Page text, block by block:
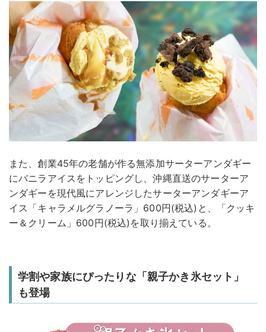
また、創業45年の老舗が作る無添加サーターアンダギー
にバニラアイスをトッピングし、沖縄直送のサーターア
ンダギーを現代風にアレンジしたサーターアンダギーア
イス「キャラメルグラノーラ」600円(税込)と、「クッキ
ー＆クリーム」600円(税込)を取り揃えている。
学割や家族にぴったりな「親子かき氷セット」
も登場